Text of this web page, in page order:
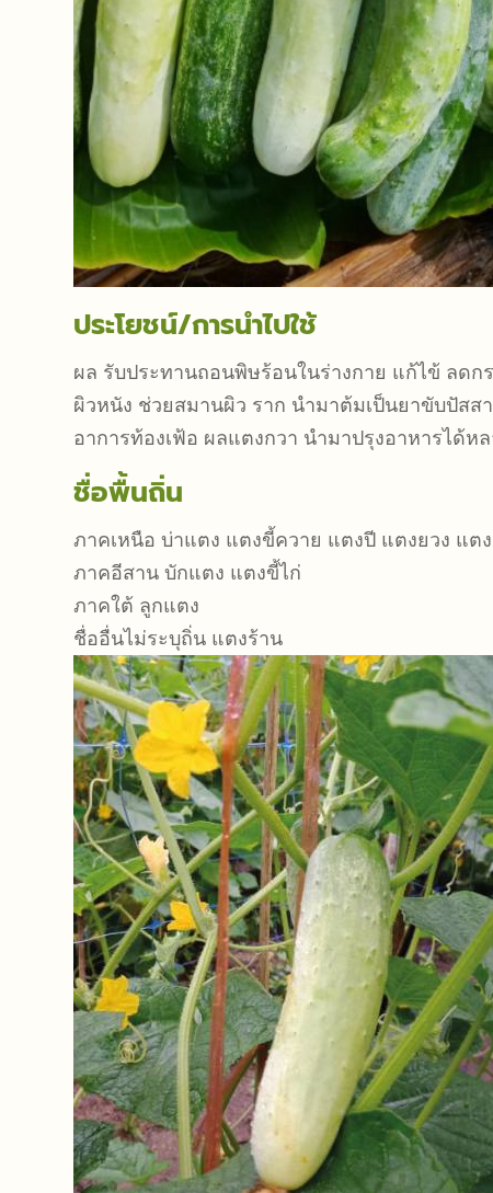
ประโยชน์/การนำไปใช้
ผล รับประทานถอนพิษร้อนในร่างกาย แก้ไข้ ลดก
ผิวหนัง ช่วยสมานผิว ราก นำมาต้มเป็นยาขับปัส
อาการท้องเฟ้อ ผลแตงกวา นำมาปรุงอาหารได้
ชื่อพื้นถิ่น
ภาคเหนือ บ่าแตง แตงขี้ควาย แตงปี แตงยวง แต
ภาคอีสาน บักแตง แตงขี้ไก่
ภาคใต้ ลูกแตง
ชื่ออื่นไม่ระบุถิ่น แตงร้าน